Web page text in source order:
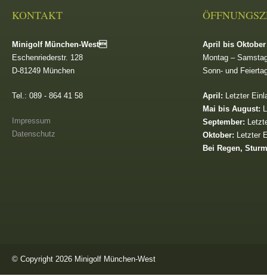
KONTAKT
Minigolf München-West
Eschenriederstr. 128
D-81249 München
Tel.: 089 - 864 41 58
Impressum
Datenschutz
April bis
Montag –
Sonn- und
April: Letzter
Mai bis August:
September:
Oktober: Letzter
Bei Regen,
© Copyright 2026 Minigolf München-West